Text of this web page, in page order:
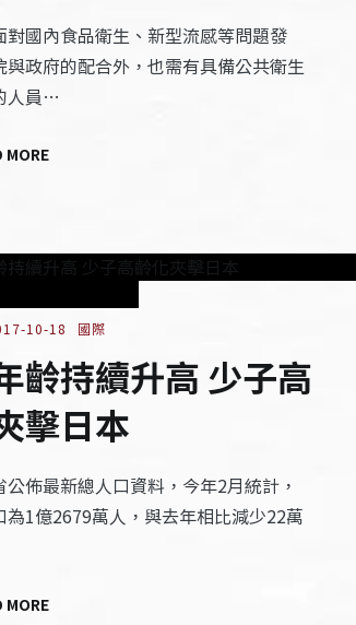
對國內食品衛生、新型流感等問題發
與政府的配合外，也需有具備公共衛生
人員…
MORE
10-18 國際
齡持續升高 少子高
擊日本
公佈最新總人口資料，今年2月統計，
為1億2679萬人，與去年相比減少22萬
MORE